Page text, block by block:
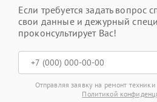
Если требуется задать вопрос
свои данные и дежурный
проконсультирует Вас!
Отправляя заявку на ремонт техники
Политикой